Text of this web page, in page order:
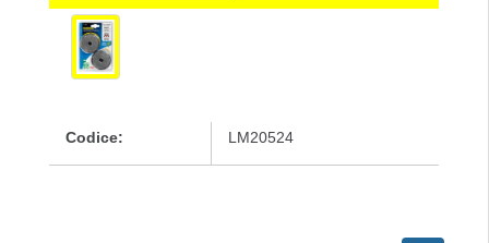
Codice: LM20524